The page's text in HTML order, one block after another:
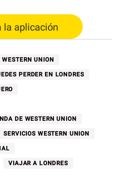
la aplicación​
UNION
PERDER EN LONDRES
DE WESTERN UNION
SERVICIOS WESTERN UNION
VIAJAR A LONDRES